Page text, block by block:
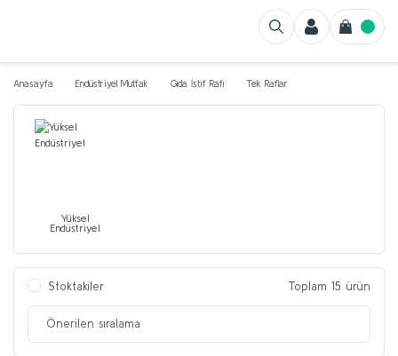
Anasayfa Endüstriyel Mutfak Gıda İstif Rafı Tek Raflar
Yüksel
Endüstriyel
Stoktakiler Toplam 15 ürün